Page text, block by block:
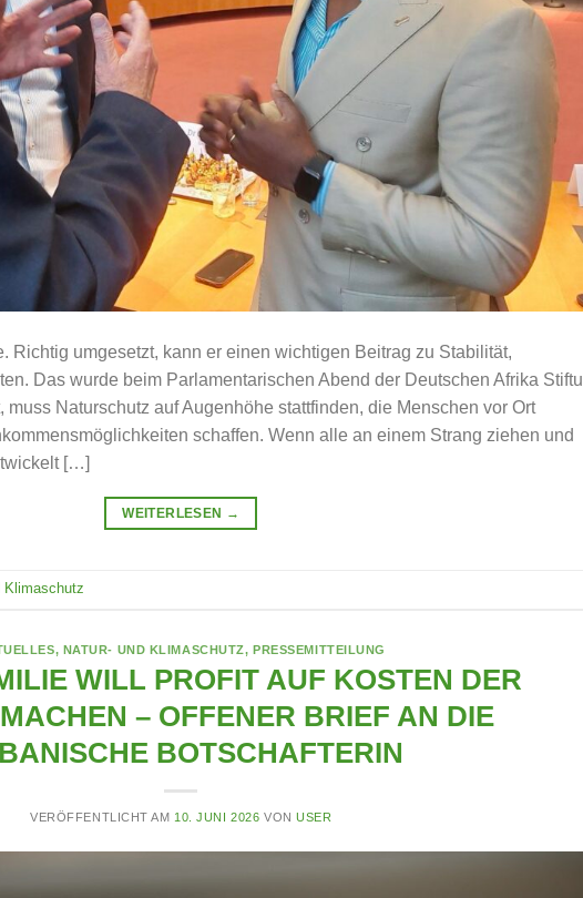
Richtig umgesetzt, kann er einen wichtigen Beitrag zu Stabilität,
Das wurde beim Parlamentarischen Abend der Deutschen Afrika
Naturschutz auf Augenhöhe stattfinden, die Menschen vor Ort
schaffen. Wenn alle an einem Strang ziehen und
[…]
WEITERLESEN →
Klimaschutz
, NATUR- UND KLIMASCHUTZ,PRESSEMITTEILUNG
WILL PROFIT AUF KOSTEN DER
– OFFENER BRIEF AN DIE
BOTSCHAFTERIN
VERÖFFENTLICHT AM 10. JUNI 2026 VONUSER